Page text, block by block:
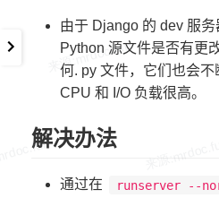
由于 Django 的 dev 服
Python 源文件是否有更
何. py 文件，它们也会
CPU 和 I/O 负载很高。
解决办法
通过在 runserver --